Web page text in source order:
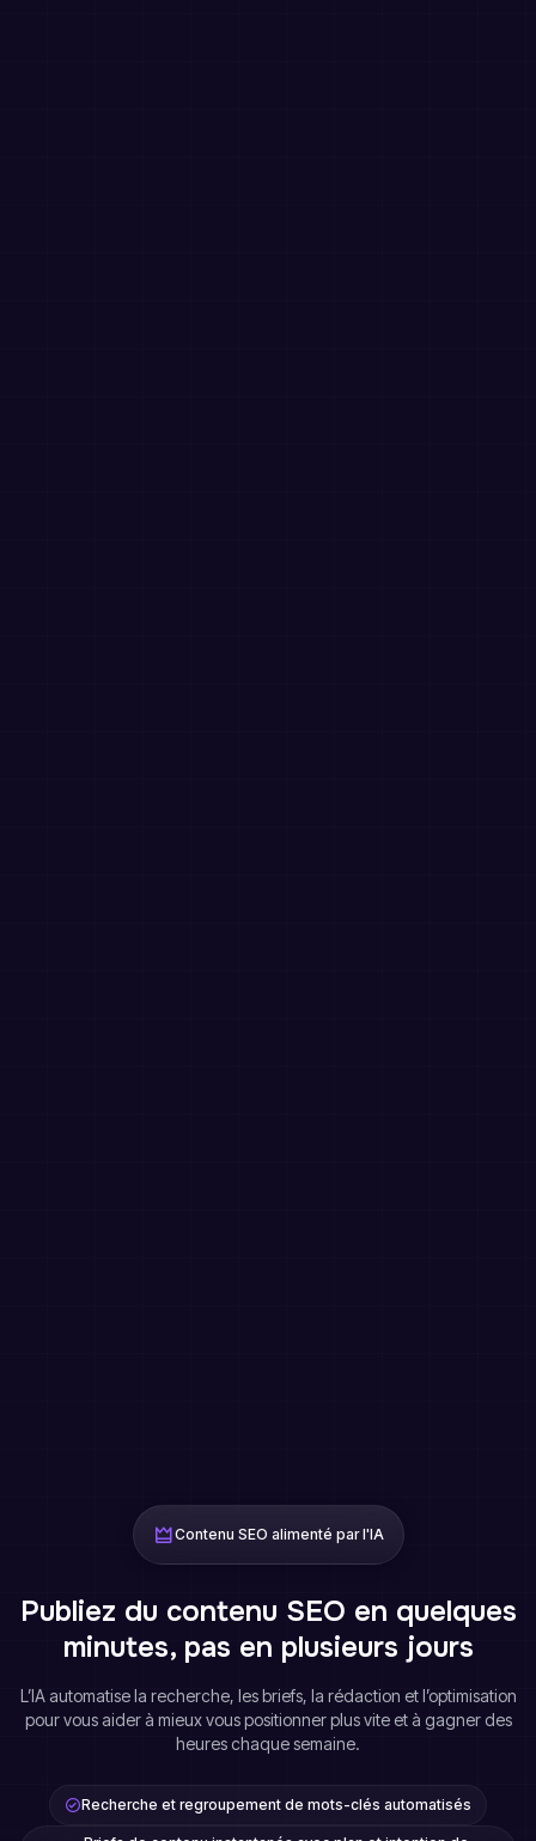
Contenu SEO alimenté par l'IA
Publiez du contenu SEO en quelques
minutes, pas en plusieurs jours
L’IA automatise la recherche, les briefs, la rédaction et l’optimisation
pour vous aider à mieux vous positionner plus vite et à gagner des
heures chaque semaine.
Recherche et regroupement de mots-clés automatisés